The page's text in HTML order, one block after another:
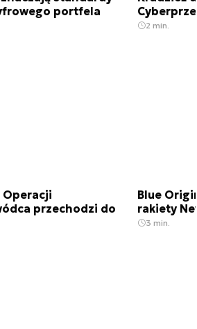
portfela
2 min.
Operacji
przechodzi do
Blue
rakiety
3 min.